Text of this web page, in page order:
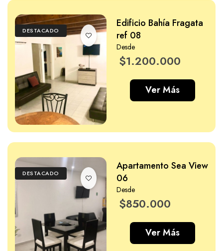
DESTACADO
Edificio Bahía Fragata
ref 08
Desde
$1.200.000
Ver Más
DESTACADO
Apartamento Sea View
06
Desde
$850.000
Ver Más